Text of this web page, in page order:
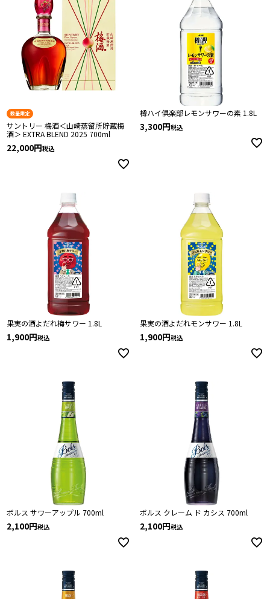
数量限定
サントリー 梅酒＜山崎蒸留所貯蔵梅
酒＞ EXTRA BLEND 2025 700ml
22,000 税込
樽ハイ倶楽部レモンサワーの素 1.8L
3,300 税込
果実の酒よだれ梅サワー 1.8L
1,900 税込
果実の酒よだれモンサワー 1.8L
1,900 税込
ボルス サワーアップル 700ml
2,100 税込
ボルス クレーム ド カシス 700ml
2,100 税込